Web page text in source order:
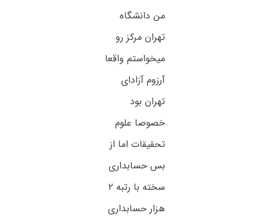
من دانشگاه
تهران مرکز رو
میخواستم واقعا
آرزوم آزادای
تهران بود
خصوصا علوم
تحقیقات اما از
بس حسابداری
سخته با رتبه ۲
هزار حسابداری